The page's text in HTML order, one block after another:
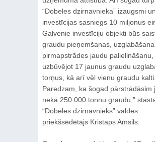
“Dobeles dzirnavnieka” izaugsmi
investīcijas sasniegs 10 miljonus
Galvenie investīciju objekti būs
graudu pieņemšanas,
pirmapstrādes jaudu palielināšanu,
uzbūvējot 17 jaunus graudu
torņus, kā arī vēl vienu graudu kalti.
Paredzam, ka šogad pārstrādāsim
nekā 250 000 tonnu graudu,”
“Dobeles dzirnavnieks” valdes
priekšsēdētājs Kristaps Amsils.